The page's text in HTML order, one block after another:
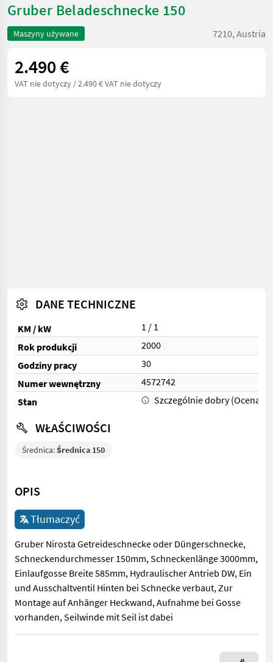
Gruber Beladeschnecke 150
Maszyny używane 7210, Austria
2.490 €
VAT nie dotyczy / 2.490 € VAT nie dotyczy
DANE TECHNICZNE
KM / kW
1 / 1
Rok produkcji
2000
Godziny pracy
30
Numer wewnętrzny
4572742
Stan
Szczególnie dobry (Ocena 1)
WŁAŚCIWOŚCI
Średnica:Średnica 150
OPIS
Tłumaczyć
Gruber Nirosta Getreideschnecke oder Düngerschnecke,
Schneckendurchmesser 150mm, Schneckenlänge 3000mm,
Einlaufgosse Breite 585mm, Hydraulischer Antrieb DW, Ein
und Ausschaltventil Hinten bei Schnecke verbaut, Zur
Montage auf Anhänger Heckwand, Aufnahme bei Gosse
vorhanden, Seilwinde mit Seil ist dabei
Gruber Nirosta Getreideschnecke oder Düngerschnecke,